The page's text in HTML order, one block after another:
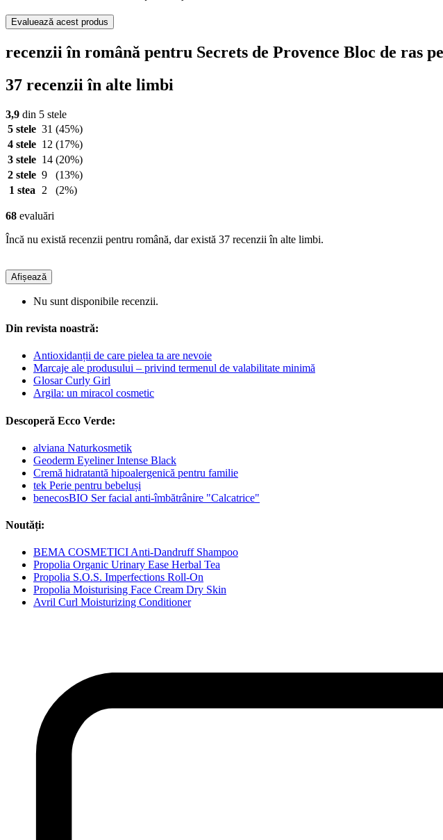
Evaluează acest produs
recenzii în română pentru Secrets de Provence Bloc de ras
37 recenzii în alte limbi
3,9 din 5 stele
5 stele 31 (45%)
4 stele 12 (17%)
3 stele 14 (20%)
2 stele 9
(13%)
1 stea
2 (2%)
68 evaluări
Încă nu există recenzii pentru română, dar există 37 recenzii în alte limbi.
Afișează
Nu sunt disponibile recenzii.
Din revista noastră:
Antioxidanții de care pielea ta are nevoie
Marcaje ale produsului – privind termenul de valabilitate minimă
Glosar Curly Girl
Argila: un miracol cosmetic
Descoperă Ecco Verde:
alviana Naturkosmetik
Geoderm Eyeliner Intense Black
Cremă hidratantă hipoalergenică pentru familie
tek Perie pentru bebeluși
benecosBIO Ser facial anti-îmbătrânire "Calcatrice"
Noutăți:
BEMA COSMETICI Anti-Dandruff Shampoo
Propolia Organic Urinary Ease Herbal Tea
Propolia S.O.S. Imperfections Roll-On
Propolia Moisturising Face Cream Dry Skin
Avril Curl Moisturizing Conditioner